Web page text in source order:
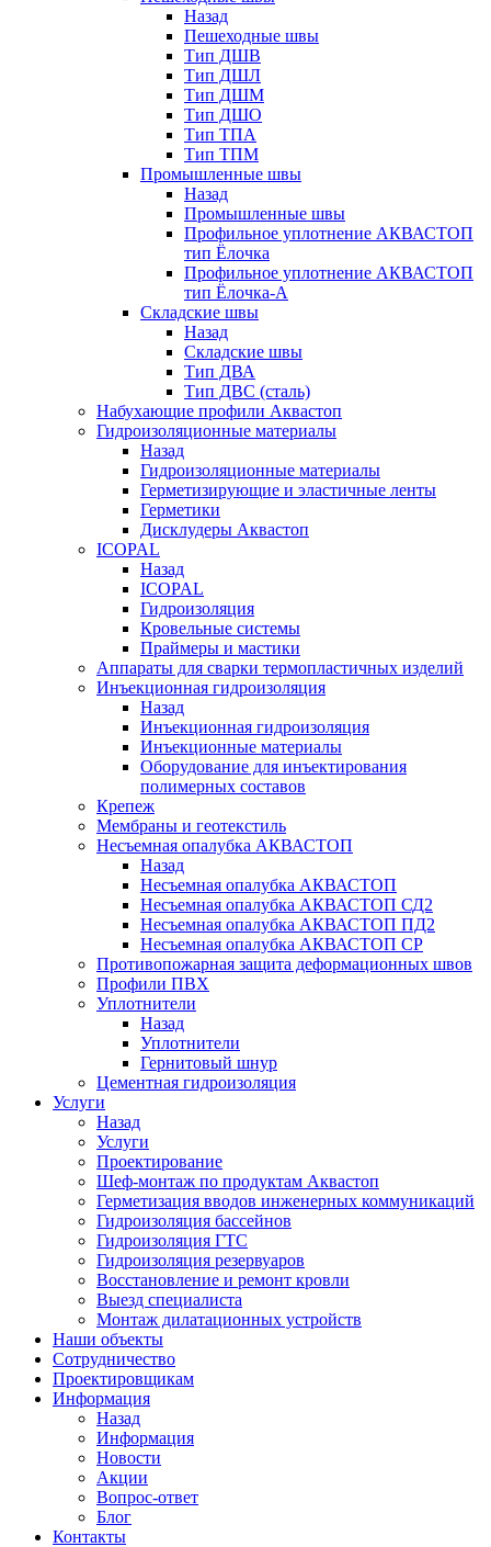
Назад
Пешеходные швы
Тип ДШВ
Тип ДШЛ
Тип ДШМ
Тип ДШО
Тип ТПА
Тип ТПМ
Промышленные швы
Назад
Промышленные швы
Профильное уплотнение АКВАСТОП
тип Ёлочка
Профильное уплотнение АКВАСТОП
тип Ёлочка-А
Складские швы
Назад
Складские швы
Тип ДВА
Тип ДВС (сталь)
Набухающие профили Аквастоп
Гидроизоляционные материалы
Назад
Гидроизоляционные материалы
Герметизирующие и эластичные ленты
Герметики
Дисклудеры Аквастоп
ICOPAL
Назад
ICOPAL
Гидроизоляция
Кровельные системы
Праймеры и мастики
Аппараты для сварки термопластичных изделий
Инъекционная гидроизоляция
Назад
Инъекционная гидроизоляция
Инъекционные материалы
Оборудование для инъектирования
полимерных составов
Крепеж
Мембраны и геотекстиль
Несъемная опалубка АКВАСТОП
Назад
Несъемная опалубка АКВАСТОП
Несъемная опалубка АКВАСТОП СД2
Несъемная опалубка АКВАСТОП ПД2
Несъемная опалубка АКВАСТОП СР
Противопожарная защита деформационных швов
Профили ПВХ
Уплотнители
Назад
Уплотнители
Гернитовый шнур
Цементная гидроизоляция
Услуги
Назад
Услуги
Проектирование
Шеф-монтаж по продуктам Аквастоп
Герметизация вводов инженерных коммуникаций
Гидроизоляция бассейнов
Гидроизоляция ГТС
Гидроизоляция резервуаров
Восстановление и ремонт кровли
Выезд специалиста
Монтаж дилатационных устройств
Наши объекты
Сотрудничество
Проектировщикам
Информация
Назад
Информация
Новости
Акции
Вопрос-ответ
Блог
Контакты